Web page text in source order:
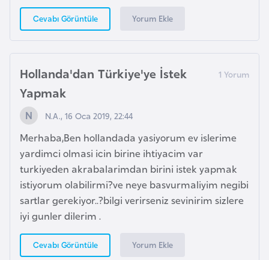
Cevabı Görüntüle Yorum Ekle
Hollanda'dan Türkiye'ye İstek
Yapmak
N.A., 16 Oca 2019, 22:44
Merhaba,Ben hollandada yasiyorum ev islerime
yardimci olmasi icin birine ihtiyacim var
turkiyeden akrabalarimdan birini istek yapmak
istiyorum olabilirmi?ve neye basvurmaliyim negibi
sartlar gerekiyor..?bilgi verirseniz sevinirim sizlere
iyi gunler dilerim .
Cevabı Görüntüle Yorum Ekle
F
l
d
i
ş
S
a
h
i
l
i
F